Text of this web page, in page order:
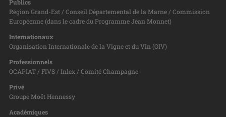
Publics
Région Grand-Est / Conseil Départemental de la Marne / Commission
Européenne (dans le cadre du Programme Jean Monnet)
Internationaux
Organisation Internationale de la Vigne et du Vin (OIV)
Professionnels
OCAPIAT / FIVS / Inlex / Comité Champagne
Privé
Groupe Moët Hennessy
Académiques